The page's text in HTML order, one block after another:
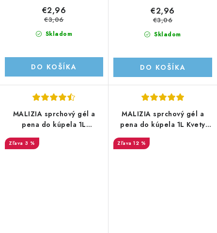
Skladom
€2,96
€3,06
DO KOŠÍKA
Skladom
€2,96
€3,06
DO KOŠÍKA
MALIZIA sprchový gél a
pena do kúpela 1L
3 %
MALIZIA sprchový gél a
pena do kúpela 1L Kvety
12 %